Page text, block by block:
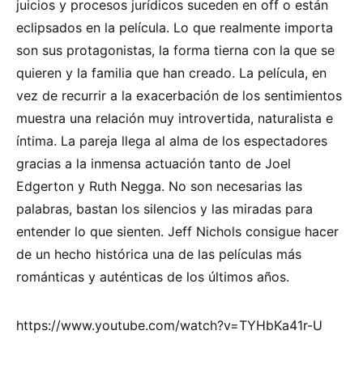
juicios y procesos jurídicos suceden en off o están
eclipsados en la película. Lo que realmente importa
son sus protagonistas, la forma tierna con la que se
quieren y la familia que han creado. La película, en
vez de recurrir a la exacerbación de los sentimientos
muestra una relación muy introvertida, naturalista e
íntima. La pareja llega al alma de los espectadores
gracias a la inmensa actuación tanto de Joel
Edgerton y Ruth Negga. No son necesarias las
palabras, bastan los silencios y las miradas para
entender lo que sienten. Jeff Nichols consigue hacer
de un hecho histórica una de las películas más
románticas y auténticas de los últimos años.
https://www.youtube.com/watch?v=TYHbKa41r-U